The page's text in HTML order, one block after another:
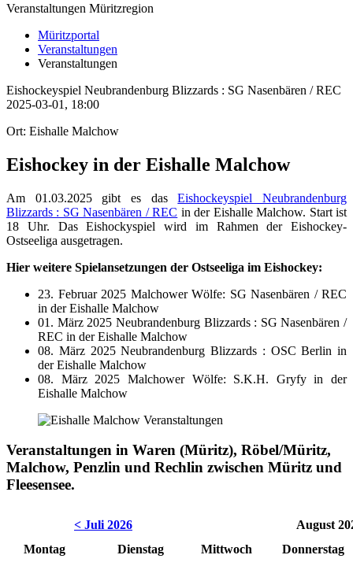
Veranstaltungen Müritzregion
Müritzportal
Veranstaltungen
Veranstaltungen
Eishockeyspiel Neubrandenburg Blizzards : SG Nasenbären / REC
2025-03-01, 18:00
Ort: Eishalle Malchow
Eishockey in der Eishalle Malchow
Am 01.03.2025 gibt es dasEishockeyspiel Neubrandenburg
Blizzards : SG Nasenbären / REC in der Eishalle Malchow. Start ist
18 Uhr. Das Eishockyspiel wird im Rahmen der Eishockey-
Ostseeliga ausgetragen.
Hier weitere Spielansetzungen der Ostseeliga im Eishockey:
23. Februar 2025 Malchower Wölfe: SG Nasenbären / REC
in der Eishalle Malchow
01. März 2025 Neubrandenburg Blizzards : SG Nasenbären /
REC in der Eishalle Malchow
08. März 2025 Neubrandenburg Blizzards : OSC Berlin in
der Eishalle Malchow
08. März 2025 Malchower Wölfe: S.K.H. Gryfy in der
Eishalle Malchow
Veranstaltungen in Waren (Müritz), Röbel/Müritz,
Malchow, Penzlin und Rechlin zwischen Müritz und
Fleesensee.
< Juli 2026
August
Montag
Dienstag Mittwoch Donnerstag